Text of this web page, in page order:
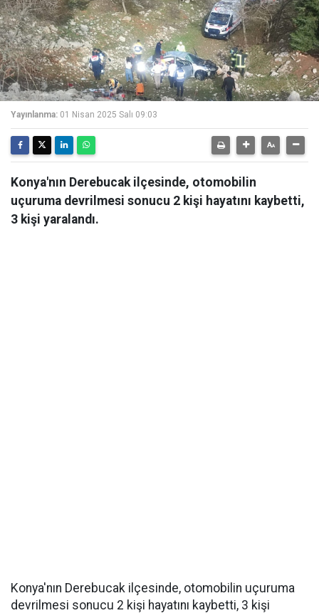
Yayınlanma: 01 Nisan 2025 Salı 09:03
Konya'nın Derebucak ilçesinde, otomobilin
uçuruma devrilmesi sonucu 2 kişi hayatını kaybetti,
3 kişi yaralandı.
Konya'nın Derebucak ilçesinde, otomobilin uçuruma
devrilmesi sonucu 2 kişi hayatını kaybetti, 3 kişi